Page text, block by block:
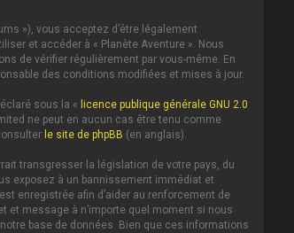
»), vous acceptez d’être légalement
et accéder à « Planète Aventure ». Nous
de vérifier régulièrement par vous-même. En
des conditions modifiées et mises à jour.
sous la « licence publique générale GNU 2.0
ne peut en aucun cas être tenu comme
le site de phpBB (en anglais).
transgresser la législation de votre pays, du
exposez à un bannissement immédiat et
enregistrée afin d’aider au renforcement de
et message à n’importe quel moment si nous
base de données. Bien que ces informations